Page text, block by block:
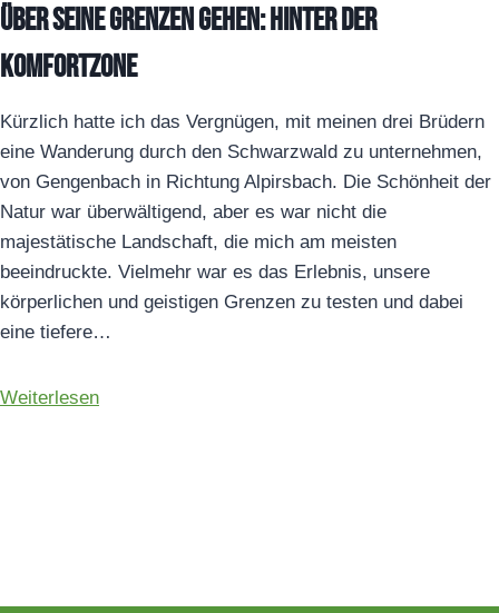
Über seine Grenzen gehen: Hinter der
Komfortzone
Kürzlich hatte ich das Vergnügen, mit meinen drei Brüdern
eine Wanderung durch den Schwarzwald zu unternehmen,
von Gengenbach in Richtung Alpirsbach. Die Schönheit der
Natur war überwältigend, aber es war nicht die
majestätische Landschaft, die mich am meisten
beeindruckte. Vielmehr war es das Erlebnis, unsere
körperlichen und geistigen Grenzen zu testen und dabei
eine tiefere…
Weiterlesen